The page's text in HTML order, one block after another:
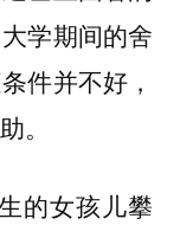
学期间的舍
件并不好，
。
的女孩儿攀